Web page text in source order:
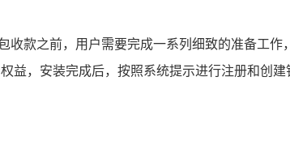
收款之前，用户需要完成一系列细致的准备工
益，安装完成后，按照系统提示进行注册和创